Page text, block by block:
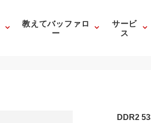
教えてバッファロ
ー
サービ
ス
DDR2